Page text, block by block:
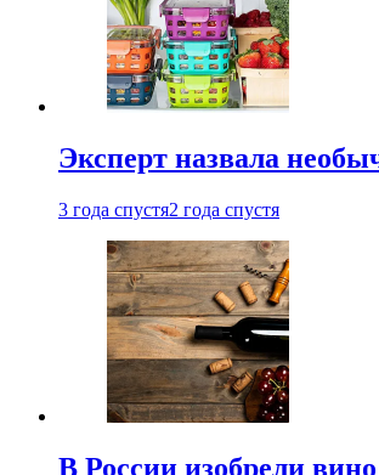
Эксперт назвала
3 года спустя2 года спустя
В России изобрели